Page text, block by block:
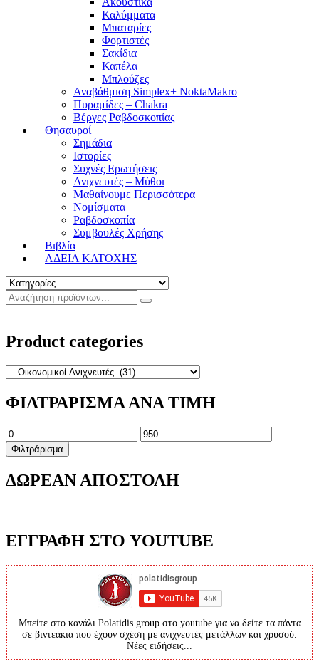
Καλύμματα
Μπαταρίες
Φορτιστές
Σακίδια
Καπέλα
Μπλούζες
Αναβάθμιση Simplex+ NoktaMakro
Πυραμίδες – Chakra
Βέργες Ραβδοσκοπίας
Θησαυροί
Σημάδια
Ιστορίες
Συχνές Ερωτήσεις
Ανιχνευτές – Μύθοι
Μαθαίνουμε Περισσότερα
Νομίσματα
Ραβδοσκοπία
Συμβουλές Χρήσης
Βιβλία
ΑΔΕΙΑ ΚΑΤΟΧΗΣ
Product categories
ΦΙΛΤΡΑΡΙΣΜΑ ΑΝΑ ΤΙΜΗ
Ελάχιστη
τιμή
Μέγιστη
τιμή
Φιλτράρισμα
ΔΩΡΕΑΝ ΑΠΟΣΤΟΛΗ
ΕΓΓΡΑΦΗ ΣΤΟ YOUTUBE
Μπείτε στο κανάλι Polatidis group στο youtube για να δείτε τα πάντα
σε βιντεάκια που έχουν σχέση με ανιχνευτές μετάλλων και χρυσού.
Νέες ειδήσεις...